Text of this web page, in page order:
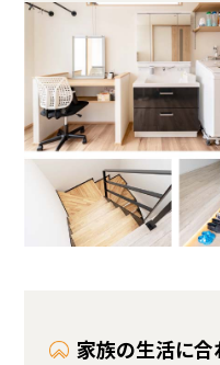
家族の生活に合